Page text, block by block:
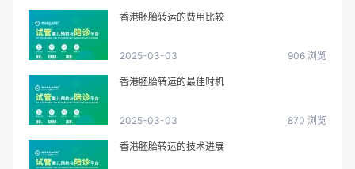
香港胚胎转运的费用比较
2025-03-03 906 浏览
香港胚胎转运的最佳时机
2025-03-03 870 浏览
香港胚胎转运的技术进展